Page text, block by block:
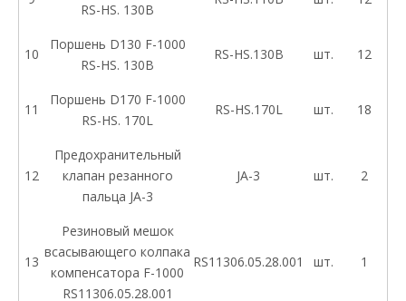
RS-HS. 130B
10
Поршень D130 F-1000
RS-HS. 130B
RS-HS.130B шт. 12
11
Поршень D170 F-1000
RS-HS. 170L
RS-HS.170L шт. 18
12
Предохранительный
клапан резанного
пальца JA-3
JA-3 шт. 2
13
Резиновый мешок
всасывающего колпака
компенсатора F-1000
RS11306.05.28.001
RS11306.05.28.001 шт. 1